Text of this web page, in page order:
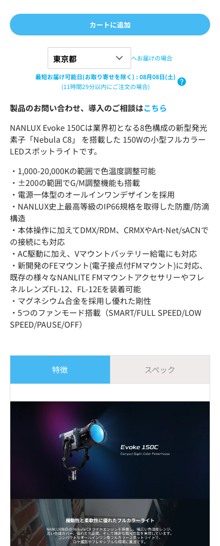
カートに追加
へお届けの場合
最短お届け可能日(お取り寄せを除く) : 08月08日(土)
(11時間29分以内にご注文の場合)
製品のお問い合わせ、導入のご相談はこちら
NANLUX Evoke 150Cは業界初となる8色構成の新型発光
素子「Nebula C8」 を搭載した 150Wの小型フルカラー
LEDスポットライトです。
・1,000-20,000Kの範囲で色温度調整可能
・±200の範囲でG/M調整機能も搭載
・電源一体型のオールインワンデザインを採用
・NANLUX史上最高等級のIP66規格を取得した防塵/防滴
構造
・本体操作に加えてDMX/RDM、CRMXやArt-Net/sACNで
の接続にも対応
・AC駆動に加え、Vマウントバッテリー給電にも対応
・新開発のFEマウント(電子接点付FMマウント)に対応、
既存の様々なNANLITE FMマウントアクセサリーやフレ
ネルレンズFL-12、FL-12Eを装着可能
・マグネシウム合金を採用し優れた剛性
・5つのファンモード搭載（SMART/FULL SPEED/LOW
SPEED/PAUSE/OFF）
特徴 スペック